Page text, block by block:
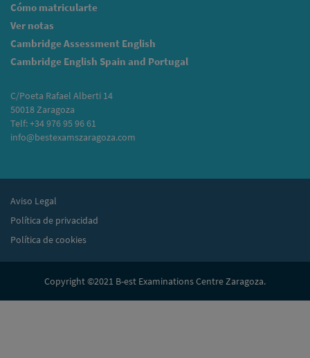
Cómo matricularte
Ver notas
Cambridge Assessment English
Cambridge English Spain and Portugal
C/Poeta Rafael Alberti 14
50018 Zaragoza
Telf: +34 976 95 96 61
info@bestexamszaragoza.com
Aviso Legal
Política de privacidad
Política de cookies
Copyright ©2021 B-est Examinations Centre Zaragoza.